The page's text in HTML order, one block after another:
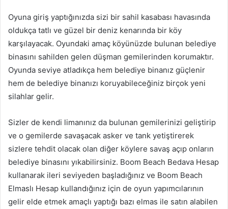
Oyuna giriş yaptığınızda sizi bir sahil kasabası havasında
oldukça tatlı ve güzel bir deniz kenarında bir köy
karşılayacak. Oyundaki amaç köyünüzde bulunan belediye
binasını sahilden gelen düşman gemilerinden korumaktır.
Oyunda seviye atladıkça hem belediye binanız güçlenir
hem de belediye binanızı koruyabileceğiniz birçok yeni
silahlar gelir.
Sizler de kendi limanınız da bulunan gemilerinizi geliştirip
ve o gemilerde savaşacak asker ve tank yetiştirerek
sizlere tehdit olacak olan diğer köylere savaş açıp onların
belediye binasını yıkabilirsiniz. Boom Beach Bedava Hesap
kullanarak ileri seviyeden başladığınız ve Boom Beach
Elmaslı Hesap kullandığınız için de oyun yapımcılarının
gelir elde etmek amaçlı yaptığı bazı elmas ile satın alabilen